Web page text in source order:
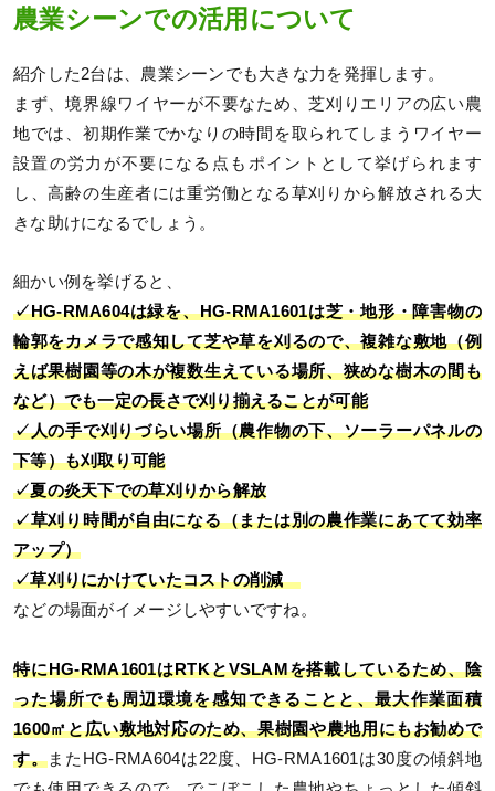
農業シーンでの活用について
紹介した2台は、農業シーンでも大きな力を発揮します。
まず、境界線ワイヤーが不要なため、芝刈りエリアの広い農
地では、初期作業でかなりの時間を取られてしまうワイヤー
設置の労力が不要になる点もポイントとして挙げられます
し、高齢の生産者には重労働となる草刈りから解放される大
きな助けになるでしょう。
細かい例を挙げると、
✓HG-RMA604は緑を、HG-RMA1601は芝・地形・障害物の
輪郭をカメラで感知して芝や草を刈るので、複雑な敷地（例
えば果樹園等の木が複数生えている場所、狭めな樹木の間も
など）でも一定の長さで刈り揃えることが可能
✓人の手で刈りづらい場所（農作物の下、ソーラーパネルの
下等）も刈取り可能
✓夏の炎天下での草刈りから解放
✓草刈り時間が自由になる（または別の農作業にあてて効率
アップ）
✓草刈りにかけていたコストの削減
などの場面がイメージしやすいですね。
特にHG-RMA1601はRTKとVSLAMを搭載しているため、陰
った場所でも周辺環境を感知できることと、最大作業面積
1600㎡と広い敷地対応のため、果樹園や農地用にもお勧めで
す。またHG-RMA604は22度、HG-RMA1601は30度の傾斜地